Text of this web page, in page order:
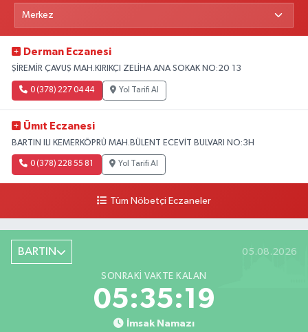
Derman Eczanesi
ŞİREMİR ÇAVUŞ MAH.KIRIKÇI ZELİHA ANA SOKAK NO:20 13
0 (378) 227 04 44 Yol Tarifi Al
Ümıt Eczanesi
BARTIN ILI KEMERKÖPRÜ MAH.BÜLENT ECEVİT BULVARI NO:3H
0 (378) 228 55 81 Yol Tarifi Al
Tüm Nöbetçi Eczaneler
BARTIN 05.08.2026
SONRAKI VAKTE KALAN
05:35:17
İmsak Namazı